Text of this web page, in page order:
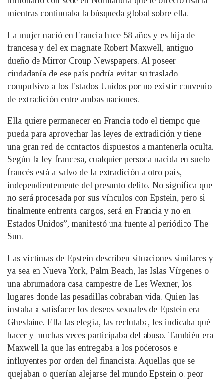
mientras continuaba la búsqueda global sobre ella.
La mujer nació en Francia hace 58 años y es hija de
francesa y del ex magnate Robert Maxwell, antiguo
dueño de Mirror Group Newspapers. Al poseer
ciudadanía de ese país podría evitar su traslado
compulsivo a los Estados Unidos por no existir convenio
de extradición entre ambas naciones.
Ella quiere permanecer en Francia todo el tiempo que
pueda para aprovechar las leyes de extradición y tiene
una gran red de contactos dispuestos a mantenerla oculta.
Según la ley francesa, cualquier persona nacida en suelo
francés está a salvo de la extradición a otro país,
independientemente del presunto delito. No significa que
no será procesada por sus vínculos con Epstein, pero si
finalmente enfrenta cargos, será en Francia y no en
Estados Unidos”, manifestó una fuente al periódico The
Sun.
Las víctimas de Epstein describen situaciones similares y
ya sea en Nueva York, Palm Beach, las Islas Vírgenes o
una abrumadora casa campestre de Les Wexner, los
lugares donde las pesadillas cobraban vida. Quien las
instaba a satisfacer los deseos sexuales de Epstein era
Gheslaine. Ella las elegía, las reclutaba, les indicaba qué
hacer y muchas veces participaba del abuso. También era
Maxwell la que las entregaba a los poderosos e
influyentes por orden del financista. Aquellas que se
quejaban o querían alejarse del mundo Epstein o, peor